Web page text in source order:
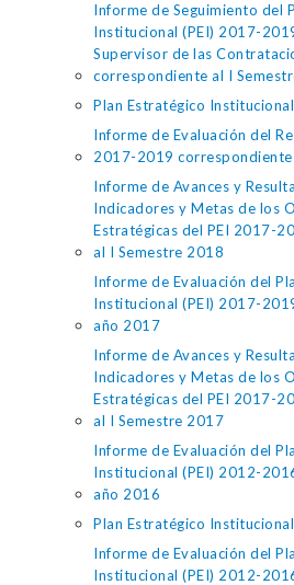
Informe de Seguimiento del
Institucional (PEI) 2017-
Supervisor de las
correspondiente al I
Plan Estratégico
Informe de Evaluación del
2017-2019
Informe de Avances y
Indicadores y Metas de los
Estratégicas del PEI 2017-
al I Semestre 2018
Informe de Evaluación del
Institucional (PEI) 2017-
año 2017
Informe de Avances y
Indicadores y Metas de los
Estratégicas del PEI 2017-
al I Semestre 2017
Informe de Evaluación del
Institucional (PEI) 2012-
año 2016
Plan Estratégico
Informe de Evaluación del
Institucional (PEI) 2012-